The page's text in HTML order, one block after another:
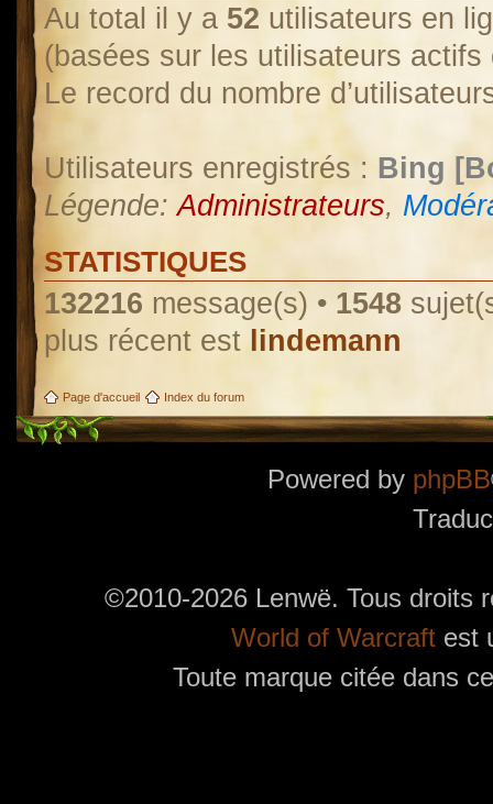
Au total il y a 52 utilisateurs en
(basées sur les utilisateurs
Le record du nombre
Utilisateurs enregistrés : Bing
Légende:Administrateurs,
STATISTIQUES
132216 message(s) • 1548
plus récent est lindemann
Page d'accueil Index du forum
Powered by phpBB
©2010-2026 Lenwë. Tous droits
World of Warcraftest
Toute marque citée dans